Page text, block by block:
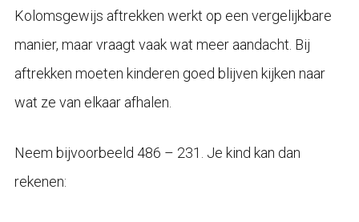
Kolomsgewijs aftrekken werkt op een vergelijkbare
manier, maar vraagt vaak wat meer aandacht. Bij
aftrekken moeten kinderen goed blijven kijken naar
wat ze van elkaar afhalen.
Neem bijvoorbeeld 486 – 231. Je kind kan dan
rekenen: